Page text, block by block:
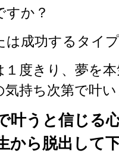
すか？
は成功するタイ
１度きり、夢を
気持ち次第で叶い
叶うと信じる
から脱出して下